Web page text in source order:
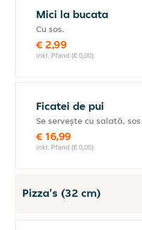
Mici la bucata
Cu sos.
€ 2,99
inkl. Pfand (€ 0,00)
Ficatei de pui
Se servește cu salată,
€ 16,99
inkl. Pfand (€ 0,00)
Pizza's (32 cm)